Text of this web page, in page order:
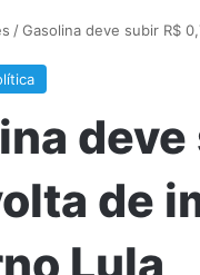
/ Gasolina deve subir R$
de
Lula